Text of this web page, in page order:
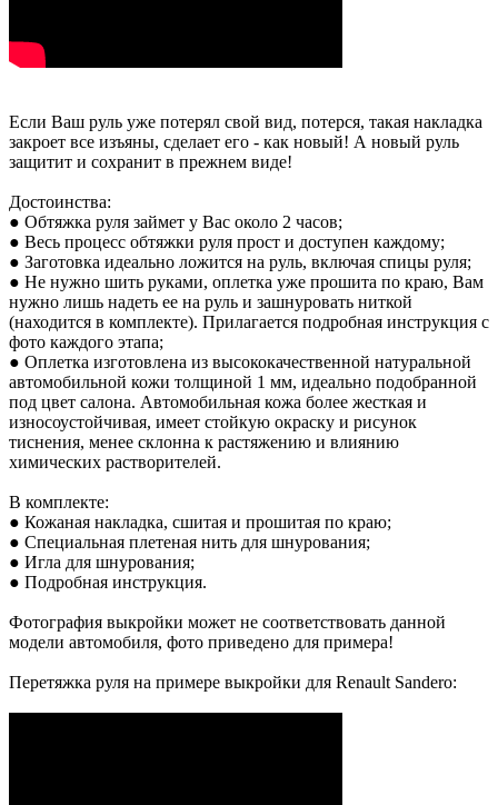
Если Ваш руль уже потерял свой вид, потерся, такая накладка
закроет все изъяны, сделает его - как новый! А новый руль
защитит и сохранит в прежнем виде!
Достоинства:
● Обтяжка руля займет у Вас около 2 часов;
● Весь процесс обтяжки руля прост и доступен каждому;
● Заготовка идеально ложится на руль, включая спицы руля;
● Не нужно шить руками, оплетка уже прошита по краю, Вам
нужно лишь надеть ее на руль и зашнуровать ниткой
(находится в комплекте). Прилагается подробная инструкция с
фото каждого этапа;
● Оплетка изготовлена из высококачественной натуральной
автомобильной кожи толщиной 1 мм, идеально подобранной
под цвет салона. Автомобильная кожа более жесткая и
износоустойчивая, имеет стойкую окраску и рисунок
тиснения, менее склонна к растяжению и влиянию
химических растворителей.
В комплекте:
● Кожаная накладка, сшитая и прошитая по краю;
● Специальная плетеная нить для шнурования;
● Игла для шнурования;
● Подробная инструкция.
Фотография выкройки может не соответствовать данной
модели автомобиля, фото приведено для примера!
Перетяжка руля на примере выкройки для Renault Sandero: